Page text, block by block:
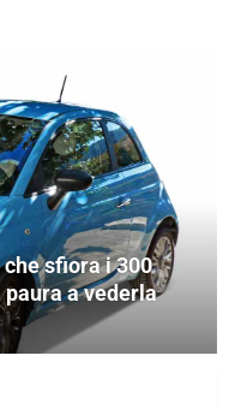
sfiora i 300
a vederla